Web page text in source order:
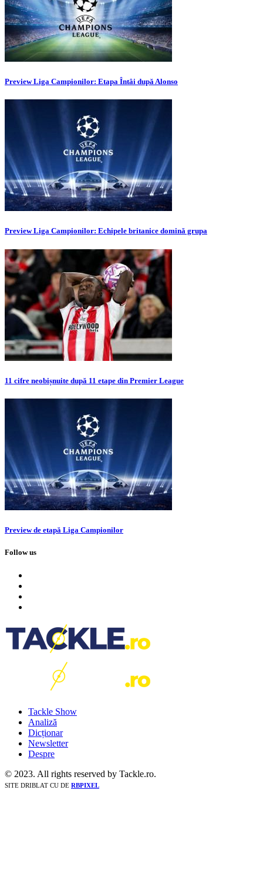
Preview Liga Campionilor: Etapa Întâi după Alonso
Preview Liga Campionilor: Echipele britanice domină grupa
11 cifre neobișnuite după 11 etape din Premier League
Preview de etapă Liga Campionilor
Follow us
Tackle Show
Analiză
Dicționar
Newsletter
Despre
© 2023. All rights reserved by Tackle.ro.
SITE DRIBLAT CU DE RBPIXEL